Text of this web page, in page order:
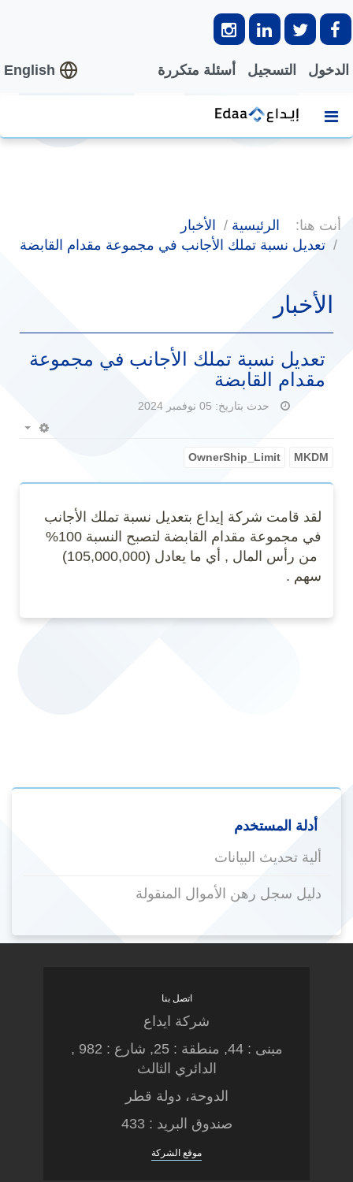
English الدخول التسجيل أسئلة متكررة
أنت هنا: الرئيسية
الأخبار
تعديل نسبة تملك الأجانب في مجموعة مقدام القابضة
الأخبار
تعديل نسبة تملك الأجانب في مجموعة
مقدام القابضة
حدث بتاريخ: 05 نوفمبر 2024
MKDM
OwnerShip_Limit
لقد قامت شركة إيداع بتعديل نسبة تملك الأجانب
في مجموعة مقدام القابضة لتصبح النسبة 100%
من رأس المال , أي ما يعادل (105,000,000)
سهم .
أدلة المستخدم
ألية تحديث البيانات
دليل سجل رهن الأموال المنقولة
اتصل بنا
شركة ايداع
مبنى : 44, منطقة : 25, شارع : 982 ,
الدائري الثالث
الدوحة، دولة قطر
صندوق البريد : 433
موقع الشركة